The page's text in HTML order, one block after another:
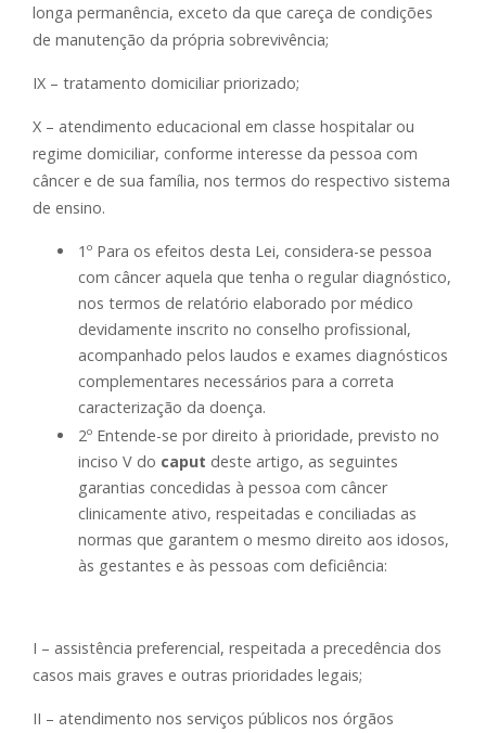
longa permanência, exceto da que careça de condições
de manutenção da própria sobrevivência;
IX – tratamento domiciliar priorizado;
X – atendimento educacional em classe hospitalar ou
regime domiciliar, conforme interesse da pessoa com
câncer e de sua família, nos termos do respectivo sistema
de ensino.
1º Para os efeitos desta Lei, considera-se pessoa
com câncer aquela que tenha o regular diagnóstico,
nos termos de relatório elaborado por médico
devidamente inscrito no conselho profissional,
acompanhado pelos laudos e exames diagnósticos
complementares necessários para a correta
caracterização da doença.
2º Entende-se por direito à prioridade, previsto no
inciso V do caput deste artigo, as seguintes
garantias concedidas à pessoa com câncer
clinicamente ativo, respeitadas e conciliadas as
normas que garantem o mesmo direito aos idosos,
às gestantes e às pessoas com deficiência:
I – assistência preferencial, respeitada a precedência dos
casos mais graves e outras prioridades legais;
II – atendimento nos serviços públicos nos órgãos